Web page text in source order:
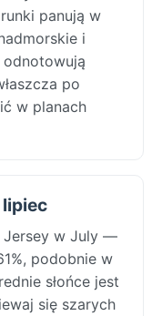
panują w
i
odnotowują
po
w planach
lipiec
Jersey w July —
podobnie w
słońce jest
się szarych